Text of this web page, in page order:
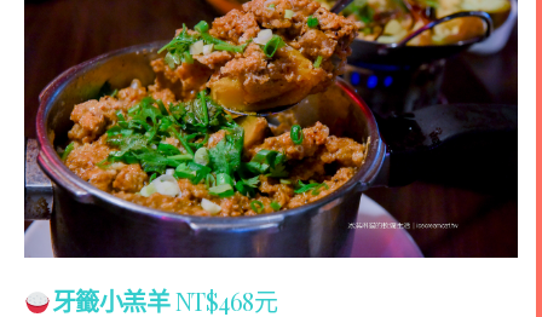
牙籤小羔羊NT$468元